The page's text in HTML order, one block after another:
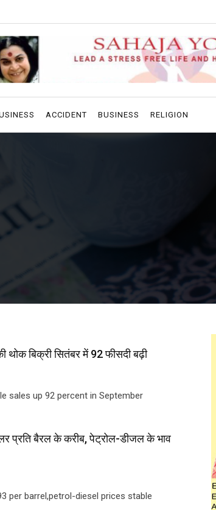
ACCIDENT BUSINESS RELIGION
थोक बिक्री सितंबर में 92 फीसदी बढ़ी
sales up 92 percent in September
प्रति बैरल के करीब, पेट्रोल-डीजल के भाव
per barrel,petrol-diesel prices stable